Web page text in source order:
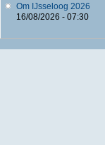
Om IJsseloog 2026
16/08/2026 - 07:30